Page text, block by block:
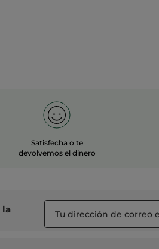
Satisfecha o te
devolvemos el dinero
la